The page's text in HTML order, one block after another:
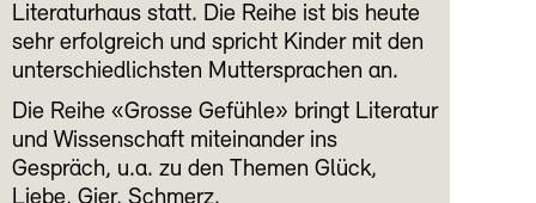
Literaturhaus statt. Die Reihe ist bis heute
sehr erfolgreich und spricht Kinder mit den
unterschiedlichsten Muttersprachen an.
Die Reihe «Grosse Gefühle» bringt Literatur
und Wissenschaft miteinander ins
Gespräch, u.a. zu den Themen Glück,